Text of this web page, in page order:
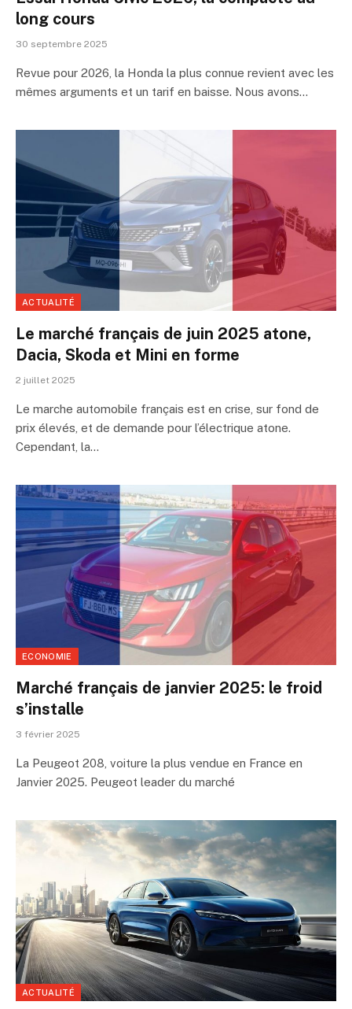
long cours
30 septembre 2025
Revue pour 2026, la Honda la plus connue revient avec les
mêmes arguments et un tarif en baisse. Nous avons…
ACTUALITÉ
Le marché français de juin 2025 atone,
Dacia, Skoda et Mini en forme
2 juillet 2025
Le marche automobile français est en crise, sur fond de
prix élevés, et de demande pour l’électrique atone.
Cependant, la…
ECONOMIE
Marché français de janvier 2025: le froid
s’installe
3 février 2025
La Peugeot 208, voiture la plus vendue en France en
Janvier 2025. Peugeot leader du marché
ACTUALITÉ